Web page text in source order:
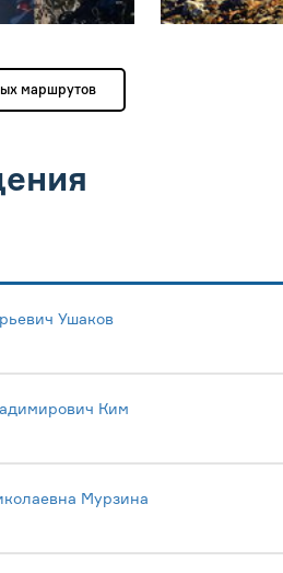
маршрутов
Ушаков
Ким
Мурзина